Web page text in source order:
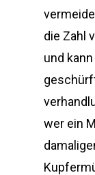
die Zahl
und
wer ein